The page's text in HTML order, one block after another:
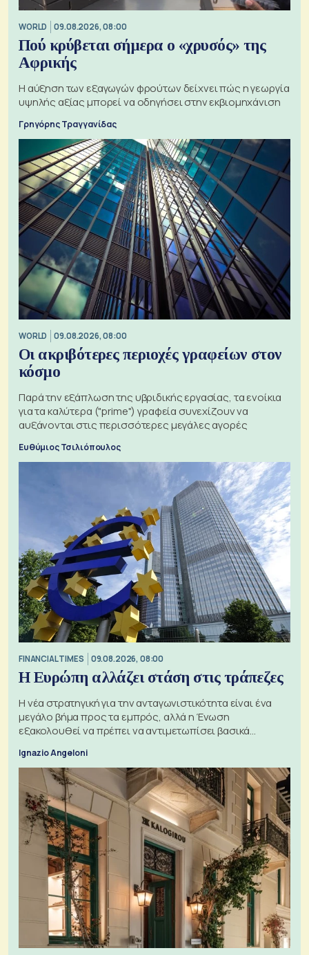
WORLD 09.08.2026, 08:00
Πού κρύβεται σήμερα ο «χρυσός» της
Αφρικής
Η αύξηση των εξαγωγών φρούτων δείχνει πώς η γεωργία
υψηλής αξίας μπορεί να οδηγήσει στην εκβιομηχάνιση
Γρηγόρης Τραγγανίδας
WORLD 09.08.2026, 08:00
Οι ακριβότερες περιοχές γραφείων στον
κόσμο
Παρά την εξάπλωση της υβριδικής εργασίας, τα ενοίκια
για τα καλύτερα ("prime") γραφεία συνεχίζουν να
αυξάνονται στις περισσότερες μεγάλες αγορές
Ευθύμιος Τσιλιόπουλος
FINANCIAL TIMES 09.08.2026, 08:00
Η Ευρώπη αλλάζει στάση στις τράπεζες
Η νέα στρατηγική για την ανταγωνιστικότητα είναι ένα
μεγάλο βήμα προς τα εμπρός, αλλά η Ένωση
εξακολουθεί να πρέπει να αντιμετωπίσει βασικά
Ignazio Angeloni